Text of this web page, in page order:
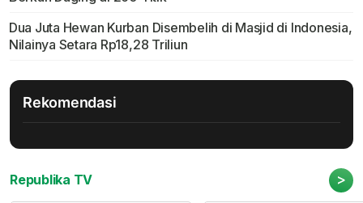
Dua Juta Hewan Kurban Disembelih di Masjid di Indonesia,
Nilainya Setara Rp18,28 Triliun
Rekomendasi
Republika TV >